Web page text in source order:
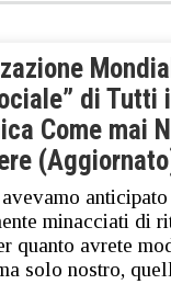
di Tutti
Come mai
minacciati di
quanto avrete
solo nostro,